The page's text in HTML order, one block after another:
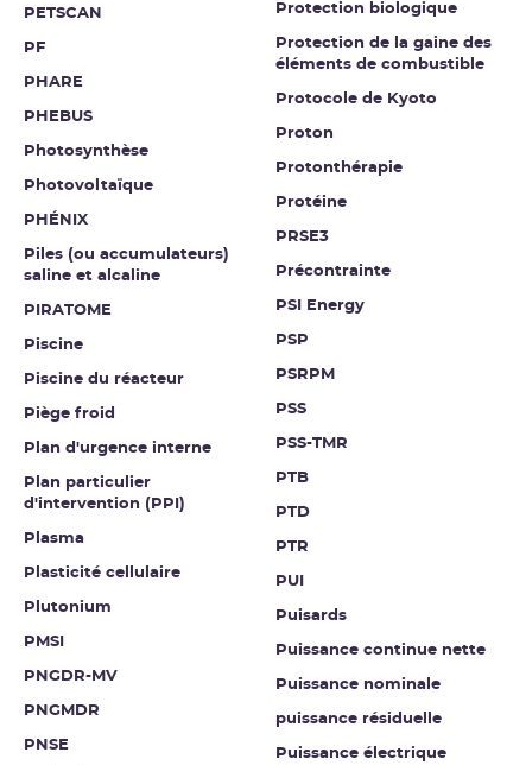
PETSCAN
PF
PHARE
PHEBUS
Photosynthèse
Photovoltaïque
PHÉNIX
Piles (ou accumulateurs)
saline et alcaline
PIRATOME
Piscine
Piscine du réacteur
Piège froid
Plan d'urgence interne
Plan particulier
d'intervention (PPI)
Plasma
Plasticité cellulaire
Plutonium
PMSI
PNGDR-MV
PNGMDR
PNSE
Protection biologique
Protection de la gaine des
éléments de combustible
Protocole de Kyoto
Proton
Protonthérapie
Protéine
PRSE3
Précontrainte
PSI Energy
PSP
PSRPM
PSS
PSS-TMR
PTB
PTD
PTR
PUI
Puisards
Puissance continue nette
Puissance nominale
puissance résiduelle
Puissance électrique